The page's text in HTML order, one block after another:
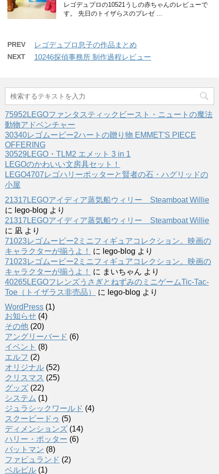
レゴデュプロの10521うしの赤ちゃんのレビューで
す。 先日のトイザらスのプレゼ ...
PREV レゴデュプロ息子の作品まとめ
NEXT 10246探偵事務所 制作過程レビュー
75952LEGOファンタスティックビースト・ニュートの魔法
動物アドベンチャー
30340レゴムービー2ハートの贈り物 EMMET'S PIECE
OFFERING
30529LEGO・TLM2 エメット 3 in 1
LEGOのかわいい文房具セット！
LEGO4707レゴハリーポッターと賢者の石・ハグリッドの
小屋
21317LEGOアイディア蒸気船ウィリー Steamboat Willie
に lego-blog より
21317LEGOアイディア蒸気船ウィリー Steamboat Willie
に 凪 より
71023レゴムービー2ミニフィギュアコレクション。映画の
キャラクターが揃うよ！
に lego-blog より
71023レゴムービー2ミニフィギュアコレクション。映画の
キャラクターが揃うよ！
に まいちゃん より
40265LEGOフレンズうさぎとねずみのミニゲームTic-Tac-
Toe（トイザラス非売品）
に lego-blog より
WordPress (1)
お知らせ (4)
その他 (20)
アングリーバード (6)
イベント (8)
エルフ (2)
オリジナル (52)
クリスマス (25)
グッズ (22)
システム (1)
ジュラシックワールド (4)
スクービードゥ (5)
ディメンションズ (14)
ハリー・ポッター (6)
バットマン (8)
ファビュランド (2)
ベルビル (1)